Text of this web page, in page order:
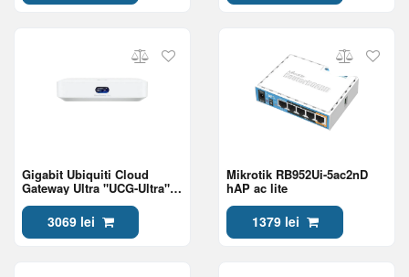
Gigabit Ubiquiti Cloud
Gateway Ultra "UCG-Ultra",
16Gb Storage, RAM 3Gb,
UniFi Controller, USB-C
Power
3069 lei
Mikrotik RB952Ui-5ac2nD
hAP ac lite
1379 lei